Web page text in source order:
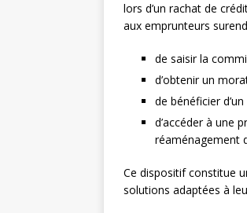
lors d’un rachat de
aux emprunteurs
de saisir la
d’obtenir un
de bénéficier
d’accéder à une
réaménagement
Ce dispositif constitue
solutions adaptées à